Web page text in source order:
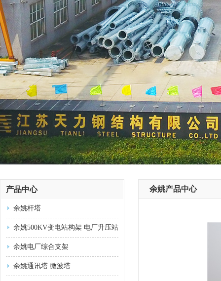
产品中心
余姚杆塔
余姚500KV变电站构架 电厂升压站
余姚电厂综合支架
余姚通讯塔 微波塔
余姚产品中心